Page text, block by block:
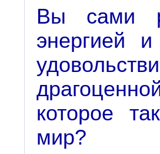
Вы сами
энергией
которое
мир?